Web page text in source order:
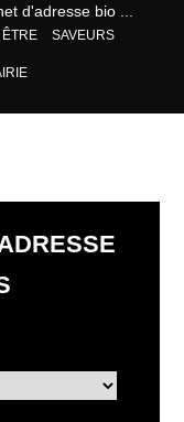
ÊTRE SAVEURS